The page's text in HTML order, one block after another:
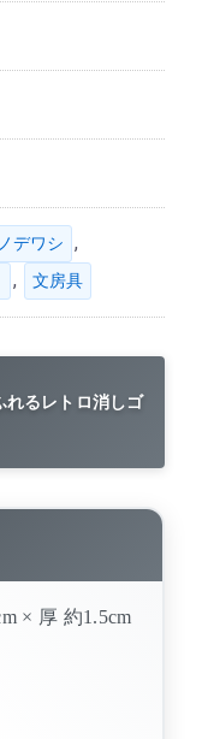
デワシ ,
, 文房具
れるレトロ消しゴ
× 厚 約1.5cm